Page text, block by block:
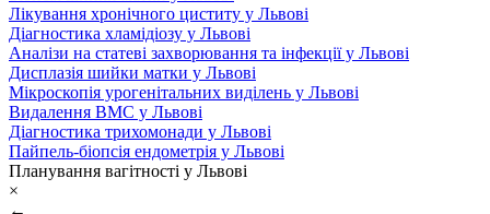
Лікування хронічного циститу у Львові
Діагностика хламідіозу у Львові
Аналізи на статеві захворювання та інфекції у Львові
Дисплазія шийки матки у Львові
Мікроскопія урогенітальних виділень у Львові
Видалення ВМС у Львові
Діагностика трихомонади у Львові
Пайпель-біопсія ендометрія у Львові
Планування вагітності у Львові
×
←